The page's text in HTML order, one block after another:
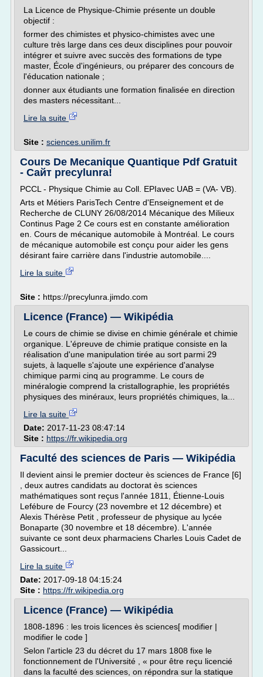
La Licence de Physique-Chimie présente un double
objectif :
former des chimistes et physico-chimistes avec une
culture très large dans ces deux disciplines pour pouvoir
intégrer et suivre avec succès des formations de type
master, École d'ingénieurs, ou préparer des concours de
l'éducation nationale ;
donner aux étudiants une formation finalisée en direction
des masters nécessitant...
Lire la suite
Site : sciences.unilim.fr
Cours De Mecanique Quantique Pdf Gratuit
- Сайт precylunra!
PCCL - Physique Chimie au Coll. EPIavec UAB = (VA- VB).
Arts et Métiers ParisTech Centre d'Enseignement et de
Recherche de CLUNY 26/08/2014 Mécanique des Milieux
Continus Page 2 Ce cours est en constante amélioration
en. Cours de mécanique automobile à Montréal. Le cours
de mécanique automobile est conçu pour aider les gens
désirant faire carrière dans l'industrie automobile....
Lire la suite
Site : https://precylunra.jimdo.com
Licence (France) — Wikipédia
Le cours de chimie se divise en chimie générale et chimie
organique. L'épreuve de chimie pratique consiste en la
réalisation d'une manipulation tirée au sort parmi 29
sujets, à laquelle s'ajoute une expérience d'analyse
chimique parmi cinq au programme. Le cours de
minéralogie comprend la cristallographie, les propriétés
physiques des minéraux, leurs propriétés chimiques, la...
Lire la suite
Date: 2017-11-23 08:47:14
Site : https://fr.wikipedia.org
Faculté des sciences de Paris — Wikipédia
Il devient ainsi le premier docteur ès sciences de France [6]
, deux autres candidats au doctorat ès sciences
mathématiques sont reçus l'année 1811, Étienne-Louis
Lefébure de Fourcy (23 novembre et 12 décembre) et
Alexis Thérèse Petit , professeur de physique au lycée
Bonaparte (30 novembre et 18 décembre). L'année
suivante ce sont deux pharmaciens Charles Louis Cadet de
Gassicourt...
Lire la suite
Date: 2017-09-18 04:15:24
Site : https://fr.wikipedia.org
Licence (France) — Wikipédia
1808-1896 : les trois licences ès sciences[ modifier |
modifier le code ]
Selon l'article 23 du décret du 17 mars 1808 fixe le
fonctionnement de l'Université , « pour être reçu licencié
dans la faculté des sciences, on répondra sur la statique